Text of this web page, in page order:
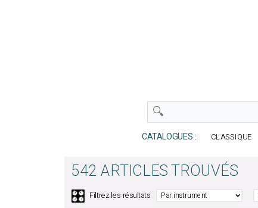
CATALOGUES : CLASSIQUE
542 ARTICLES TROUVÉS
🎛️ Filtrez les résultats